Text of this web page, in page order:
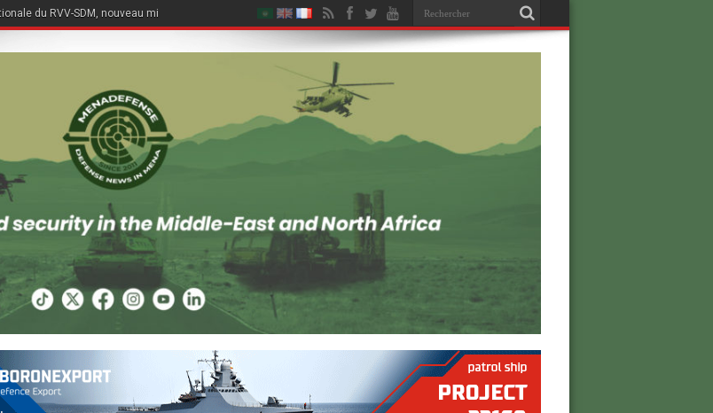
du RVV-SDM, nouveau missile air-air du Su-57E